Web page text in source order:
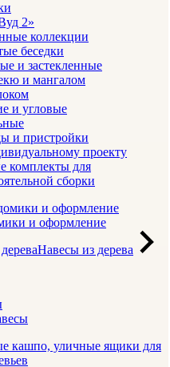
2»
коллекции
беседки
и застекленные
и мангалом
и угловые
и пристройки
проекту
комплекты для
сборки
и оформление
Навесы из дерева